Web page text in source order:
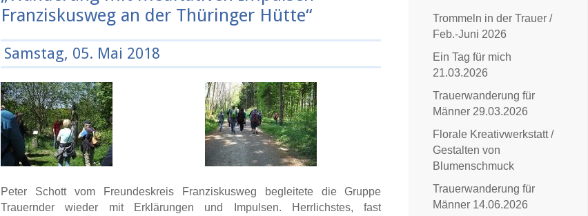
Franziskusweg an der Thüringer Hütte“
Samstag, 05. Mai 2018
Peter Schott vom Freundeskreis Franziskusweg begleitete die Gruppe
Trauernder wieder mit Erklärungen und Impulsen. Herrlichstes, fast
Trommeln in der Trauer /
Feb.-Juni 2026
Ein Tag für mich
21.03.2026
Trauerwanderung für
Männer 29.03.2026
Florale Kreativwerkstatt /
Gestalten von
Blumenschmuck
Trauerwanderung für
Männer 14.06.2026